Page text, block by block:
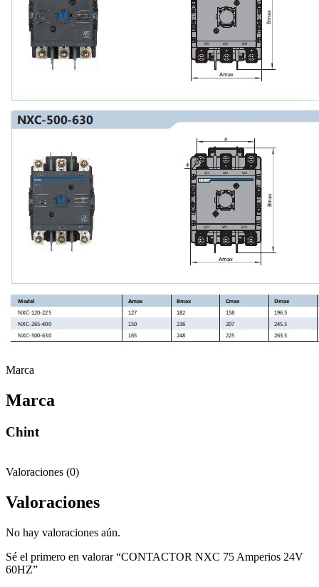
Marca
Marca
Chint
Valoraciones (0)
Valoraciones
No hay valoraciones aún.
Sé el primero en valorar “CONTACTOR NXC 75 Amperios 24V
60HZ”